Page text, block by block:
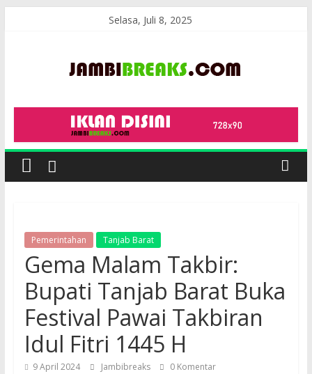
Selasa, Juli 8, 2025
JambiBreaks
Pemerintahan Tanjab Barat
Gema Malam Takbir:
Bupati Tanjab Barat Buka
Festival Pawai Takbiran
Idul Fitri 1445 H
9 April 2024 Jambibreaks 0 Komentar